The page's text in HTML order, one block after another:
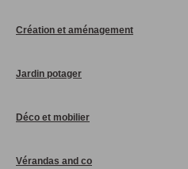
Création et aménagement
Jardin potager
Déco et mobilier
Vérandas and co